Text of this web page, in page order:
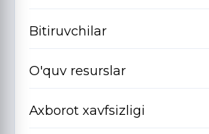
Bitiruvchilar
O'quv resurslar
Axborot xavfsizligi